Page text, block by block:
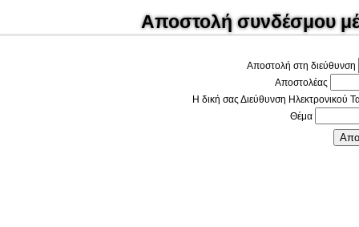
Αποστολή συνδέσμου
Αποστολή στη διεύθυνση
Αποστολέας
Η δική σας Διεύθυνση Ηλεκτρονικού
Θέμα